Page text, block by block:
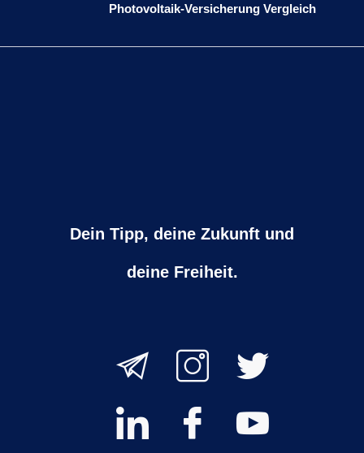
Photovoltaik-Versicherung Vergleich
Dein Tipp, deine Zukunft und
deine Freiheit.